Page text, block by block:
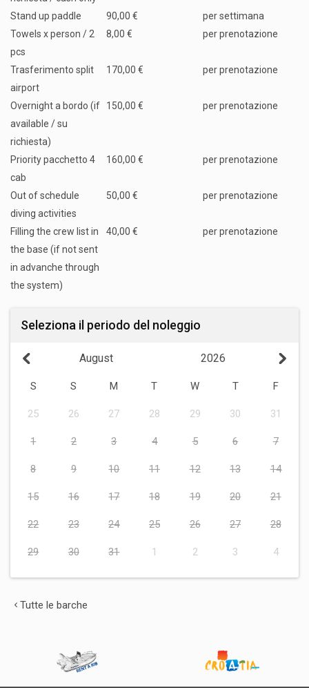
Stand up paddle
90,00 €
per settimana
Towels x person / 2
pcs
8,00 € per prenotazione
Trasferimento split
airport
170,00 € per prenotazione
Overnight a bordo (if
available / su
richiesta)
150,00 € per prenotazione
Priority pacchetto 4
cab
160,00 € per prenotazione
Out of schedule
diving activities
50,00 € per prenotazione
Filling the crew list in
the base (if not sent
in advanche through
the system)
40,00 € per prenotazione
Seleziona il periodo del noleggio
2026
August
S S M T W T F
25 26 27 28 29 30 31
1 2 3 4 5 6 7
8 9 10 11 12 13 14
15 16 17 18 19 20 21
22 23 24 25 26 27 28
29 30 31 1 2 3 4
Tutte le barche